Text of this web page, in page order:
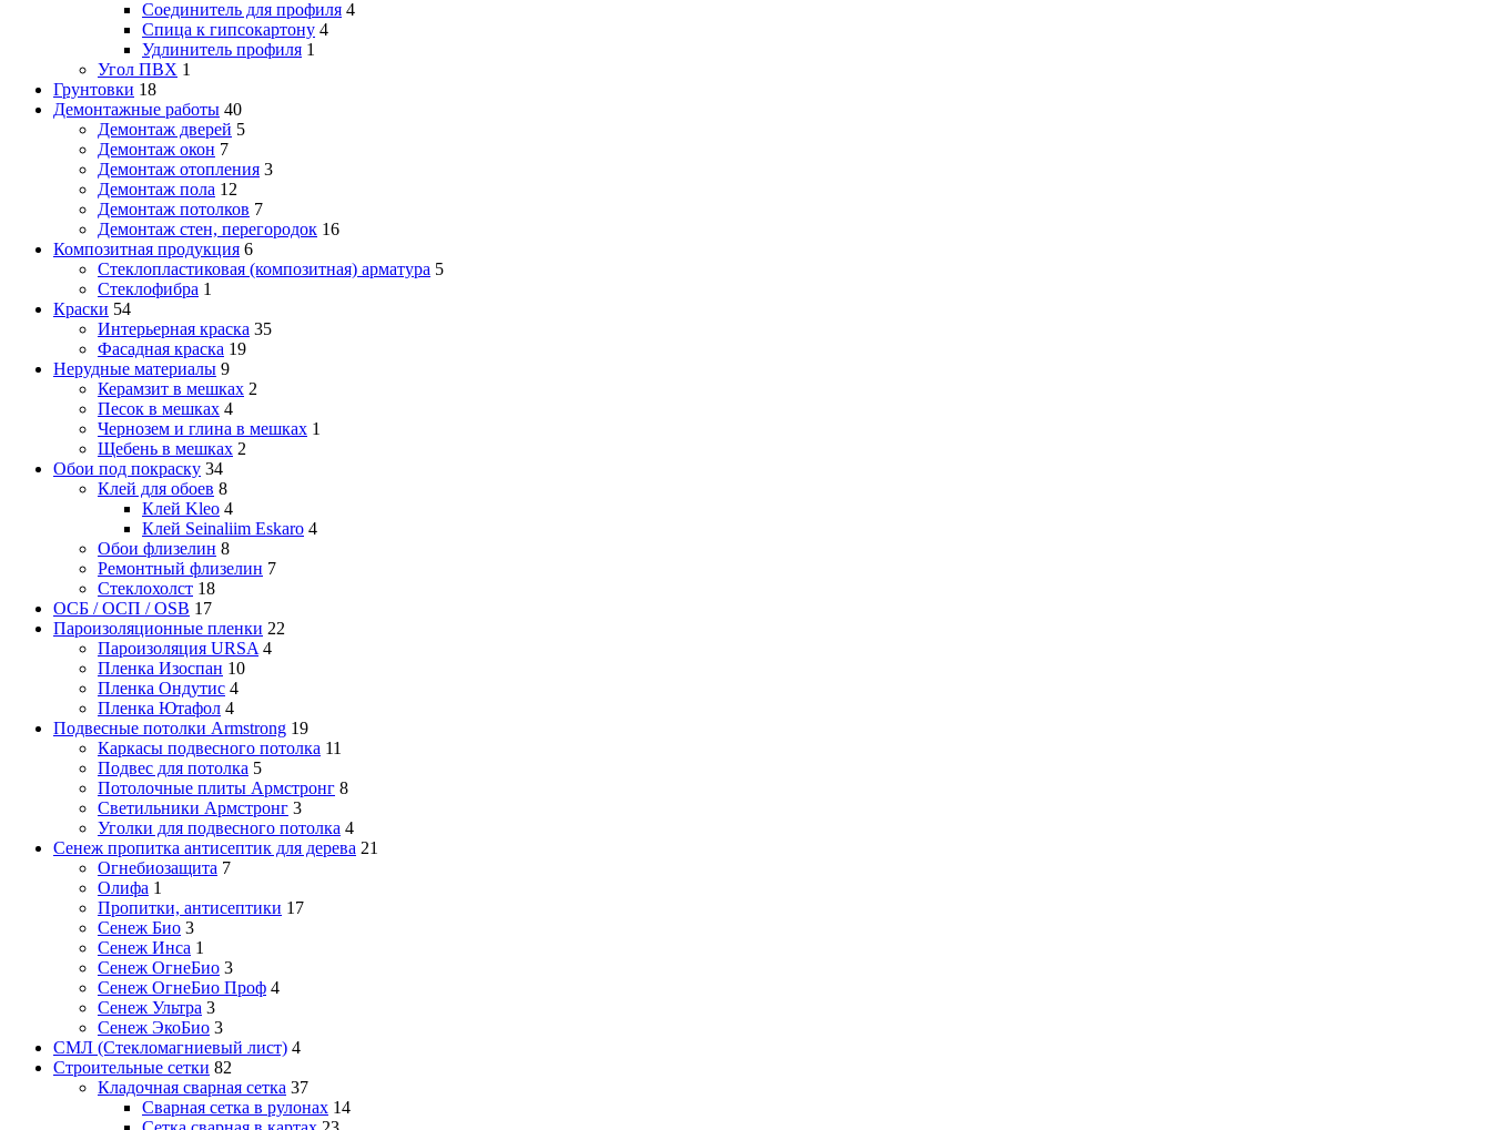
Соединитель для профиля 4
Спица к гипсокартону 4
Удлинитель профиля 1
Угол ПВХ 1
Грунтовки 18
Демонтажные работы 40
Демонтаж дверей 5
Демонтаж окон 7
Демонтаж отопления 3
Демонтаж пола 12
Демонтаж потолков 7
Демонтаж стен, перегородок 16
Композитная продукция 6
Стеклопластиковая (композитная) арматура 5
Стеклофибра 1
Краски 54
Интерьерная краска 35
Фасадная краска 19
Нерудные материалы 9
Керамзит в мешках 2
Песок в мешках 4
Чернозем и глина в мешках 1
Щебень в мешках 2
Обои под покраску 34
Клей для обоев 8
Клей Kleo 4
Клей Seinaliim Eskaro 4
Обои флизелин 8
Ремонтный флизелин 7
Стеклохолст 18
ОСБ / ОСП / OSB 17
Пароизоляционные пленки 22
Пароизоляция URSA 4
Пленка Изоспан 10
Пленка Ондутис 4
Пленка Ютафол 4
Подвесные потолки Armstrong 19
Каркасы подвесного потолка 11
Подвес для потолка 5
Потолочные плиты Армстронг 8
Светильники Армстронг 3
Уголки для подвесного потолка 4
Сенеж пропитка антисептик для дерева 21
Огнебиозащита 7
Олифа 1
Пропитки, антисептики 17
Сенеж Био 3
Сенеж Инса 1
Сенеж ОгнеБио 3
Сенеж ОгнеБио Проф 4
Сенеж Ультра 3
Сенеж ЭкоБио 3
СМЛ (Стекломагниевый лист) 4
Строительные сетки 82
Кладочная сварная сетка 37
Сварная сетка в рулонах 14